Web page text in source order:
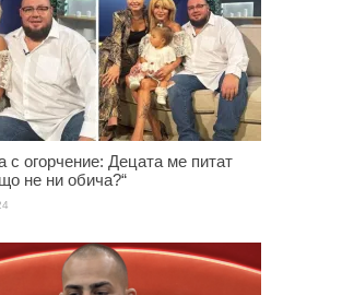
с огорчение: Децата ме питат
не ни обича?“